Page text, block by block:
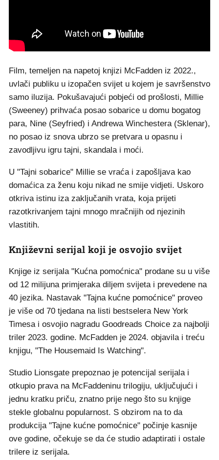
Film, temeljen na napetoj knjizi McFadden iz 2022.,
uvlači publiku u izopačen svijet u kojem je savršenstvo
samo iluzija. Pokušavajući pobjeći od prošlosti, Millie
(Sweeney) prihvaća posao sobarice u domu bogatog
para, Nine (Seyfried) i Andrewa Winchestera (Sklenar),
no posao iz snova ubrzo se pretvara u opasnu i
zavodljivu igru tajni, skandala i moći.
U "Tajni sobarice" Millie se vraća i zapošljava kao
domaćica za ženu koju nikad ne smije vidjeti. Uskoro
otkriva istinu iza zaključanih vrata, koja prijeti
razotkrivanjem tajni mnogo mračnijih od njezinih
vlastitih.
Književni serijal koji je osvojio svijet
Knjige iz serijala "Kućna pomoćnica" prodane su u više
od 12 milijuna primjeraka diljem svijeta i prevedene na
40 jezika. Nastavak "Tajna kućne pomoćnice" proveo
je više od 70 tjedana na listi bestselera New York
Timesa i osvojio nagradu Goodreads Choice za najbolji
triler 2023. godine. McFadden je 2024. objavila i treću
knjigu, "The Housemaid Is Watching".
Studio Lionsgate prepoznao je potencijal serijala i
otkupio prava na McFaddeninu trilogiju, uključujući i
jednu kratku priču, znatno prije nego što su knjige
stekle globalnu popularnost. S obzirom na to da
produkcija "Tajne kućne pomoćnice" počinje kasnije
ove godine, očekuje se da će studio adaptirati i ostale
trilere iz serijala.